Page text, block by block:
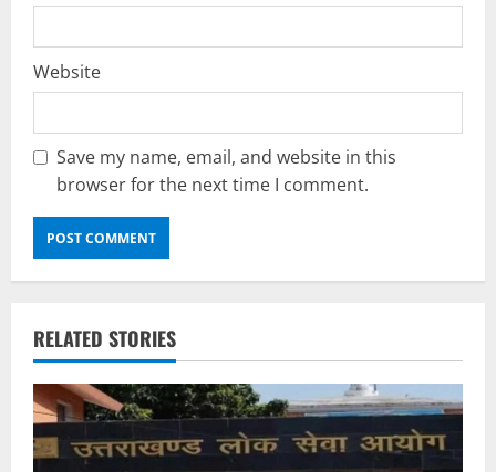
Website
Save my name, email, and website in this
browser for the next time I comment.
RELATED STORIES